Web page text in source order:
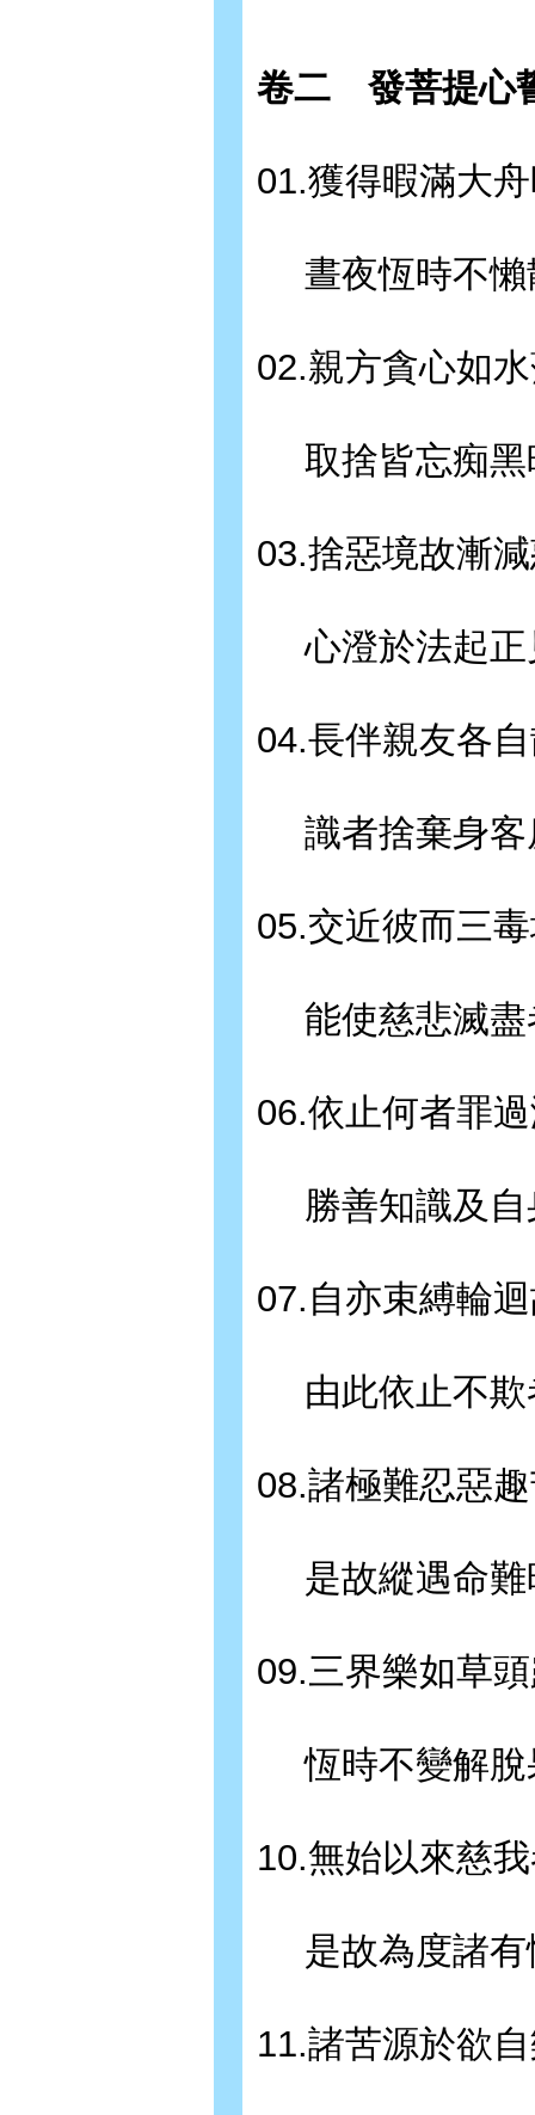
卷二 發菩提心
01.獲得暇滿大
晝夜恆時不
02.親方貪心如
取捨皆忘痴
03.捨惡境故漸
心澄於法起
04.長伴親友各
識者捨棄身
05.交近彼而三
能使慈悲滅
06.依止何者罪
勝善知識及
07.自亦束縛輪
由此依止不
08.諸極難忍惡
是故縱遇命
09.三界樂如草
恆時不變解
10.無始以來慈
是故為度諸
11.諸苦源於欲